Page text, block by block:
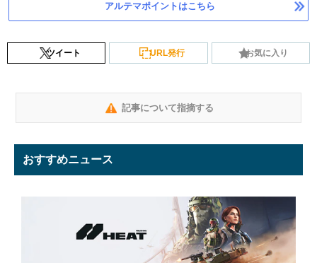
アルテマポイントはこちら
ツイート URL発行 お気に入り
記事について指摘する
おすすめニュース